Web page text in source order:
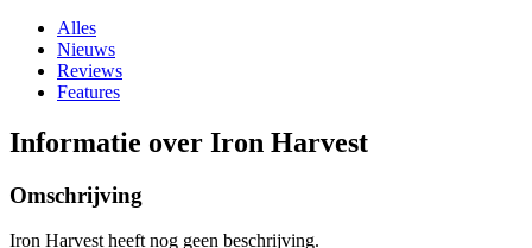
Alles
Nieuws
Reviews
Features
Informatie over Iron Harvest
Omschrijving
Iron Harvest heeft nog geen beschrijving.